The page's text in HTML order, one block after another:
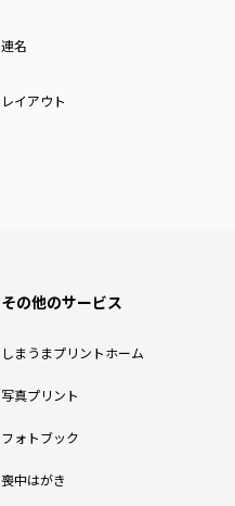
連名
レイアウト
その他のサービス
しまうまプリントホーム
写真プリント
フォトブック
喪中はがき